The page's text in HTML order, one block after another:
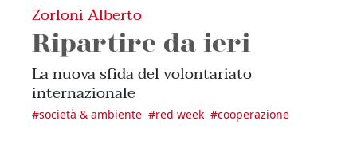
Zorloni Alberto
Ripartire da ieri
La nuova sfida del volontariato
internazionale
#società & ambiente #red week #cooperazione